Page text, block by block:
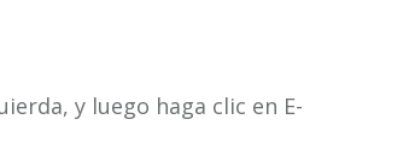
y luego haga clic en E-